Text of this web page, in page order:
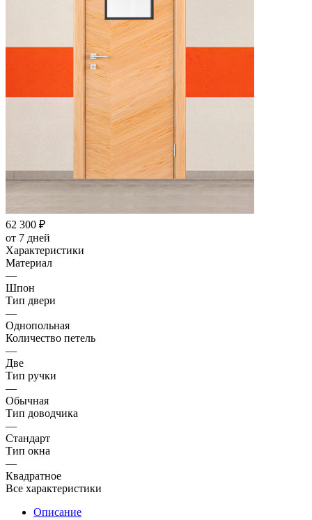
62 300 ₽
от 7 дней
Характеристики
Материал
—
Шпон
Тип двери
—
Однопольная
Количество петель
—
Две
Тип ручки
—
Обычная
Тип доводчика
—
Стандарт
Тип окна
—
Квадратное
Все характеристики
Описание